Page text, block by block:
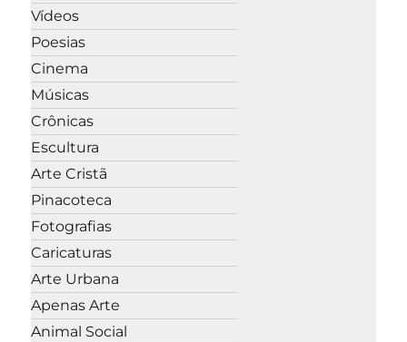
Vídeos
Poesias
Cinema
Músicas
Crônicas
Escultura
Arte Cristã
Pinacoteca
Fotografias
Caricaturas
Arte Urbana
Apenas Arte
Animal Social